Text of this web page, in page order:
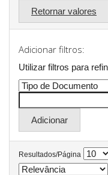
Retornar valores
Adicionar filtros:
Utilizar filtros para
Resultados/Página